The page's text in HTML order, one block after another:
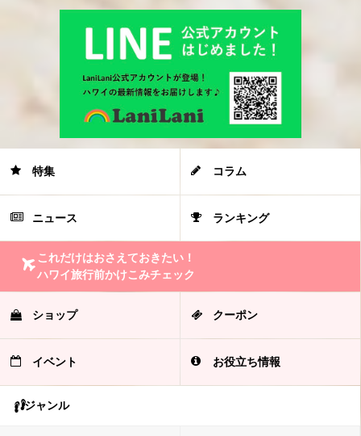
特集 コラム
ニュース ランキング
これだけはおさえておきたい！
ハワイ旅行前かけこみチェック
ショップ クーポン
イベント お役立ち情報
ジャンル